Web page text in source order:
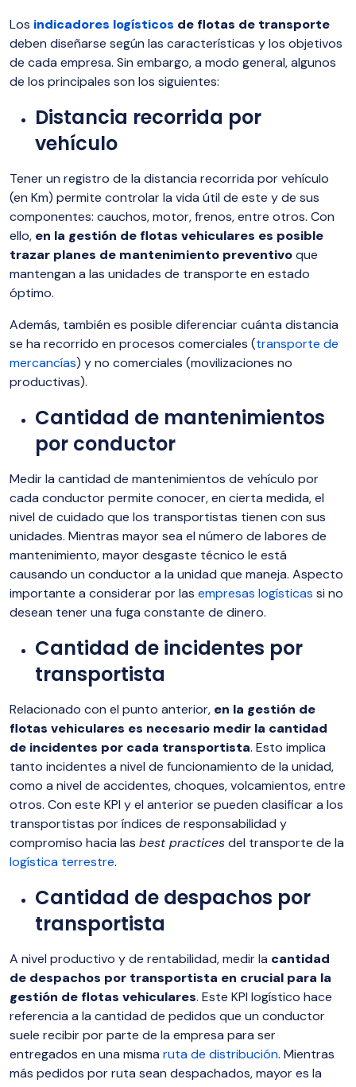
Los indicadores logísticos de flotas de transporte
deben diseñarse según las características y los objetivos
de cada empresa. Sin embargo, a modo general, algunos
de los principales son los siguientes:
Distancia recorrida por
vehículo
Tener un registro de la distancia recorrida por vehículo
(en Km) permite controlar la vida útil de este y de sus
componentes: cauchos, motor, frenos, entre otros. Con
ello, en la gestión de flotas vehiculares es posible
trazar planes de mantenimiento preventivoque
mantengan a las unidades de transporte en estado
óptimo.
Además, también es posible diferenciar cuánta distancia
se ha recorrido en procesos comerciales (transporte de
mercancías) y no comerciales (movilizaciones no
productivas).
Cantidad de mantenimientos
por conductor
Medir la cantidad de mantenimientos de vehículo por
cada conductor permite conocer, en cierta medida, el
nivel de cuidado que los transportistas tienen con sus
unidades. Mientras mayor sea el número de labores de
mantenimiento, mayor desgaste técnico le está
causando un conductor a la unidad que maneja. Aspecto
importante a considerar por las empresas logísticas si no
desean tener una fuga constante de dinero.
Cantidad de incidentes por
transportista
Relacionado con el punto anterior, en la gestión de
flotas vehiculares es necesario medir la cantidad
de incidentes por cada transportista. Esto implica
tanto incidentes a nivel de funcionamiento de la unidad,
como a nivel de accidentes, choques, volcamientos, entre
otros. Con este KPI y el anterior se pueden clasificar a los
transportistas por índices de responsabilidad y
compromiso hacia las best practicesdel transporte de la
logística terrestre.
Cantidad de despachos por
transportista
A nivel productivo y de rentabilidad, medir la cantidad
de despachos por transportista en crucial para la
gestión de flotas vehiculares. Este KPI logístico hace
referencia a la cantidad de pedidos que un conductor
suele recibir por parte de la empresa para ser
entregados en una misma ruta de distribución. Mientras
más pedidos por ruta sean despachados, mayor es la